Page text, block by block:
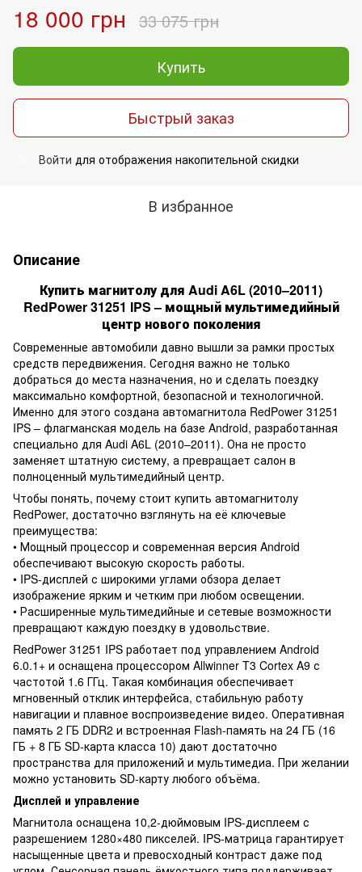
18 000 грн 33 075 грн
Купить
Быстрый заказ
Войти для отображения накопительной скидки
В избранное
Описание
Купить магнитолу для Audi A6L (2010–2011)
RedPower 31251 IPS – мощный мультимедийный
центр нового поколения
Современные автомобили давно вышли за рамки простых
средств передвижения. Сегодня важно не только
добраться до места назначения, но и сделать поездку
максимально комфортной, безопасной и технологичной.
Именно для этого создана автомагнитола RedPower 31251
IPS – флагманская модель на базе Android, разработанная
специально для Audi A6L (2010–2011). Она не просто
заменяет штатную систему, а превращает салон в
полноценный мультимедийный центр.
Чтобы понять, почему стоит купить автомагнитолу
RedPower, достаточно взглянуть на её ключевые
преимущества:
• Мощный процессор и современная версия Android
обеспечивают высокую скорость работы.
• IPS-дисплей с широкими углами обзора делает
изображение ярким и четким при любом освещении.
• Расширенные мультимедийные и сетевые возможности
превращают каждую поездку в удовольствие.
RedPower 31251 IPS работает под управлением Android
6.0.1+ и оснащена процессором Allwinner T3 Cortex A9 с
частотой 1.6 ГГц. Такая комбинация обеспечивает
мгновенный отклик интерфейса, стабильную работу
навигации и плавное воспроизведение видео. Оперативная
память 2 ГБ DDR2 и встроенная Flash-память на 24 ГБ (16
ГБ + 8 ГБ SD-карта класса 10) дают достаточно
пространства для приложений и мультимедиа. При желании
можно установить SD-карту любого объёма.
Дисплей и управление
Магнитола оснащена 10,2-дюймовым IPS-дисплеем с
разрешением 1280×480 пикселей. IPS-матрица гарантирует
насыщенные цвета и превосходный контраст даже под